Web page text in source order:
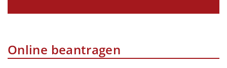
Online beantragen